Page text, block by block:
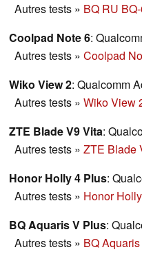
Autres tests » BQ RU
Coolpad Note 6:
Autres tests » Coolpad
Wiko View 2: Qualcomm
Autres tests » Wiko View
ZTE Blade V9 Vita:
Autres tests » ZTE Blade
Honor Holly 4 Plus:
Autres tests » Honor
BQ Aquaris V Plus:
Autres tests » BQ